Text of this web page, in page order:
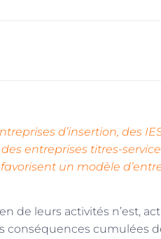
d’insertion, des
entreprises titres-
un modèle
de leurs activités n’est,
conséquences cumulées